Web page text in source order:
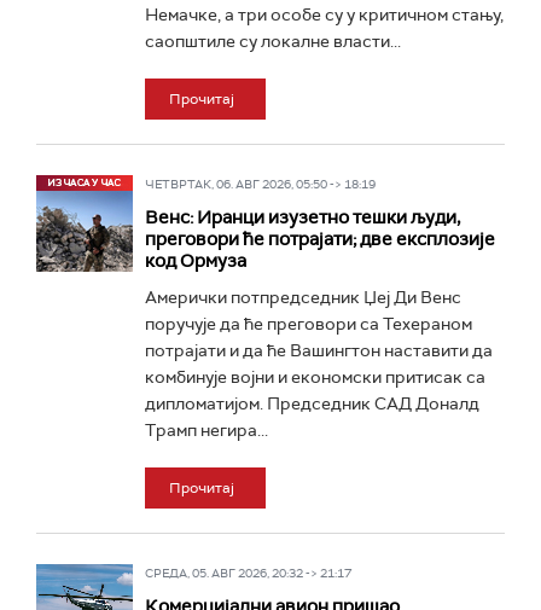
Немачке, а три особе су у критичном стању,
саопштиле су локалне власти...
Прочитај
ЧЕТВРТАК, 06. АВГ 2026, 05:50 -> 18:19
Венс: Иранци изузетно тешки људи,
преговори ће потрајати; две експлозије
код Ормуза
Амерички потпредседник Џеј Ди Венс
поручује да ће преговори са Техераном
потрајати и да ће Вашингтон наставити да
комбинује војни и економски притисак са
дипломатијом. Председник САД Доналд
Трамп негира...
Прочитај
СРЕДА, 05. АВГ 2026, 20:32 -> 21:17